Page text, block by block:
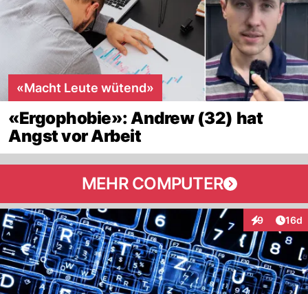
«Macht Leute wütend»
«Ergophobie»: Andrew (32) hat
Angst vor Arbeit
MEHR COMPUTER
9
Interaktionen
16d